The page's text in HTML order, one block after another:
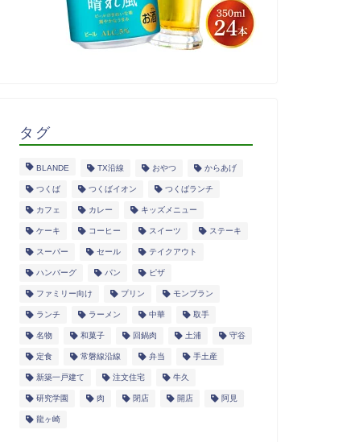
タグ
BLANDE TX沿線 おやつ からあげ
つくば つくばイオン つくばランチ
カフェ カレー キッズメニュー
ケーキ コーヒー スイーツ ステーキ
スーパー セール テイクアウト
ハンバーグ パン ピザ
ファミリー向け プリン モンブラン
ランチ ラーメン 中華 取手
名物 和菓子 回鍋肉 土浦 守谷
定食 常磐線沿線 弁当 手土産
新築一戸建て 注文住宅 牛久
研究学園 肉 閉店 開店 阿見
龍ヶ崎